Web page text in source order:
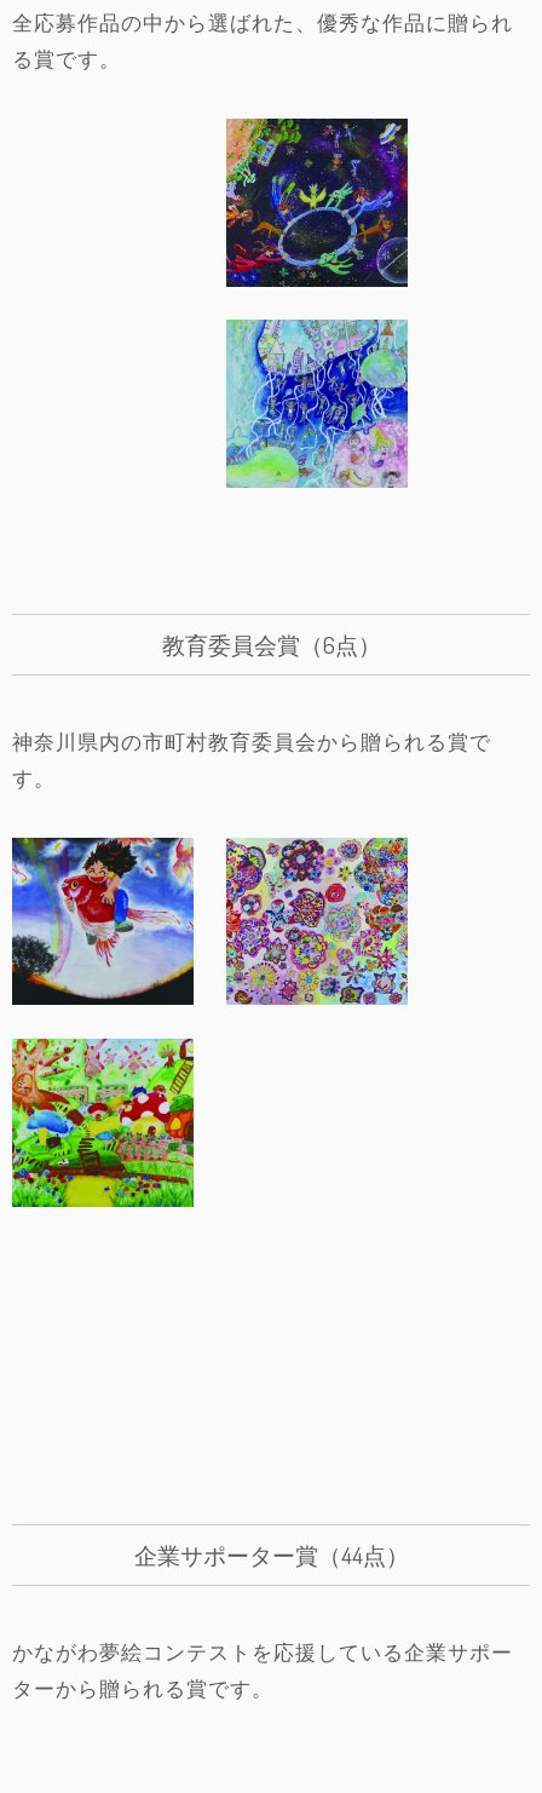
全応募作品の中から選ばれた、優秀な作品に贈られ
る賞です。
教育委員会賞（6点）
神奈川県内の市町村教育委員会から贈られる賞で
す。
企業サポーター賞（44点）
かながわ夢絵コンテストを応援している企業サポー
ターから贈られる賞です。